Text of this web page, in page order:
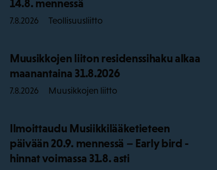
14.8. mennessä
7.8.2026 Teollisuusliitto
Muusikkojen liiton residenssihaku alkaa
maanantaina 31.8.2026
7.8.2026 Muusikkojen liitto
Ilmoittaudu Musiikkilääketieteen
päivään 20.9. mennessä – Early bird -
hinnat voimassa 31.8. asti